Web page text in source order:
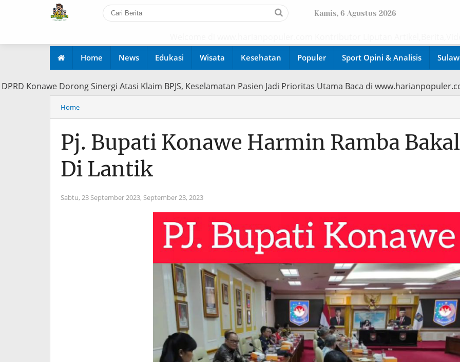
Kamis, 6 Agustus 2026
Home News Edukasi Wisata Kesehatan Populer Sport Opini & Analisis
DPRD Konawe Dorong Sinergi Atasi Klaim BPJS, Keselamatan Pasien Jadi Prioritas Utama Baca di
Home
Pj. Bupati Konawe Harmin Ramba Bakal
Di Lantik
Sabtu, 23 September 2023, September 23, 2023